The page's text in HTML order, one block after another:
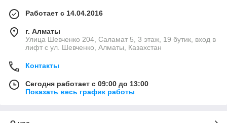
Работает с 14.04.2016
г. Алматы
​Улица Шевченко 204, Саламат 5, ​3 этаж, 19 бутик, вход в
лифт с ул. Шевченко, Алматы, Казахстан
Контакты
Сегодня работает с 09:00 до 13:00
Показать весь график работы